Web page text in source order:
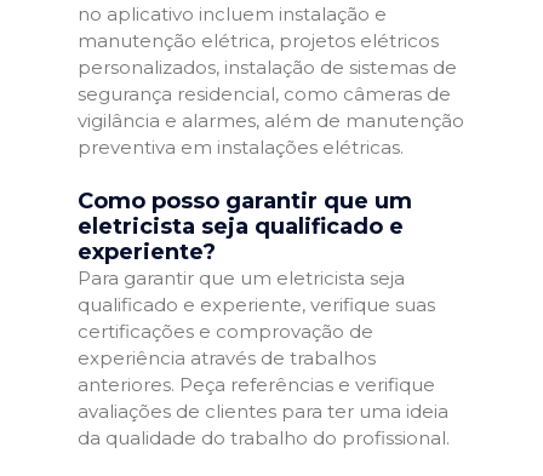
no aplicativo incluem instalação e
manutenção elétrica, projetos elétricos
personalizados, instalação de sistemas de
segurança residencial, como câmeras de
vigilância e alarmes, além de manutenção
preventiva em instalações elétricas.
Como posso garantir que um
eletricista seja qualificado e
experiente?
Para garantir que um eletricista seja
qualificado e experiente, verifique suas
certificações e comprovação de
experiência através de trabalhos
anteriores. Peça referências e verifique
avaliações de clientes para ter uma ideia
da qualidade do trabalho do profissional.